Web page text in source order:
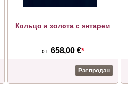
Кольцо и золота с янтарем
от: 658,00 €*
Распродан